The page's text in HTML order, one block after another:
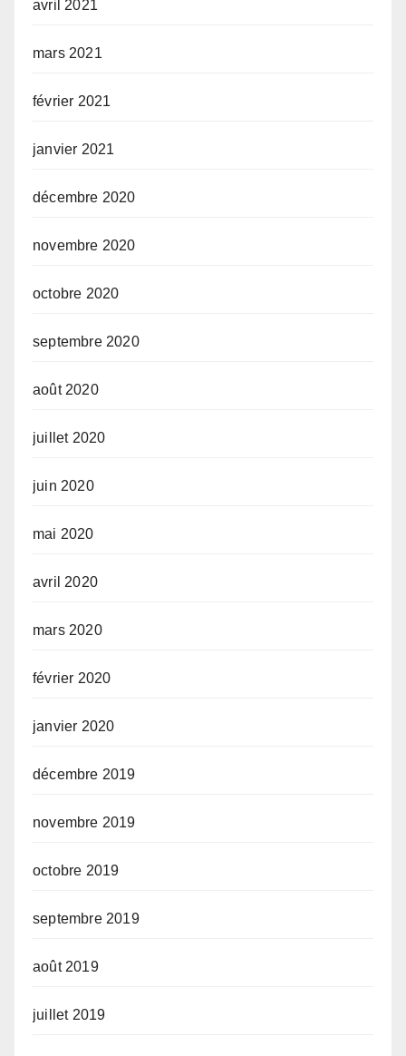
avril 2021
mars 2021
février 2021
janvier 2021
décembre 2020
novembre 2020
octobre 2020
septembre 2020
août 2020
juillet 2020
juin 2020
mai 2020
avril 2020
mars 2020
février 2020
janvier 2020
décembre 2019
novembre 2019
octobre 2019
septembre 2019
août 2019
juillet 2019